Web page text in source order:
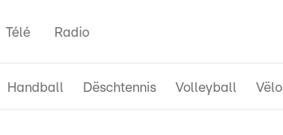
Télé Radio
Handball Dëschtennis Volleyball